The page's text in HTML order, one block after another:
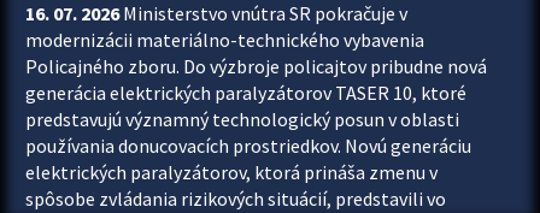
16. 07. 2026Ministerstvo vnútra SR pokračuje v
modernizácii materiálno-technického vybavenia
Policajného zboru. Do výzbroje policajtov pribudne nová
generácia elektrických paralyzátorov TASER 10, ktoré
predstavujú významný technologický posun v oblasti
používania donucovacích prostriedkov. Novú generáciu
elektrických paralyzátorov, ktorá prináša zmenu v
spôsobe zvládania rizikových situácií, predstavili vo